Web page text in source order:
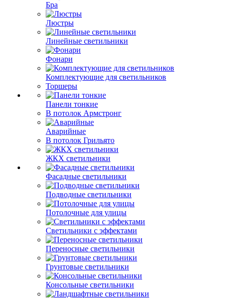
Бра
Люстры
Линейные светильники
Фонари
Комплектующие для светильников
Торшеры
Панели тонкие
В потолок Армстронг
Аварийные
В потолок Грильято
ЖКХ светильники
Фасадные светильники
Подводные светильники
Потолочные для улицы
Светильники с эффектами
Переносные светильники
Грунтовые светильники
Консольные светильники